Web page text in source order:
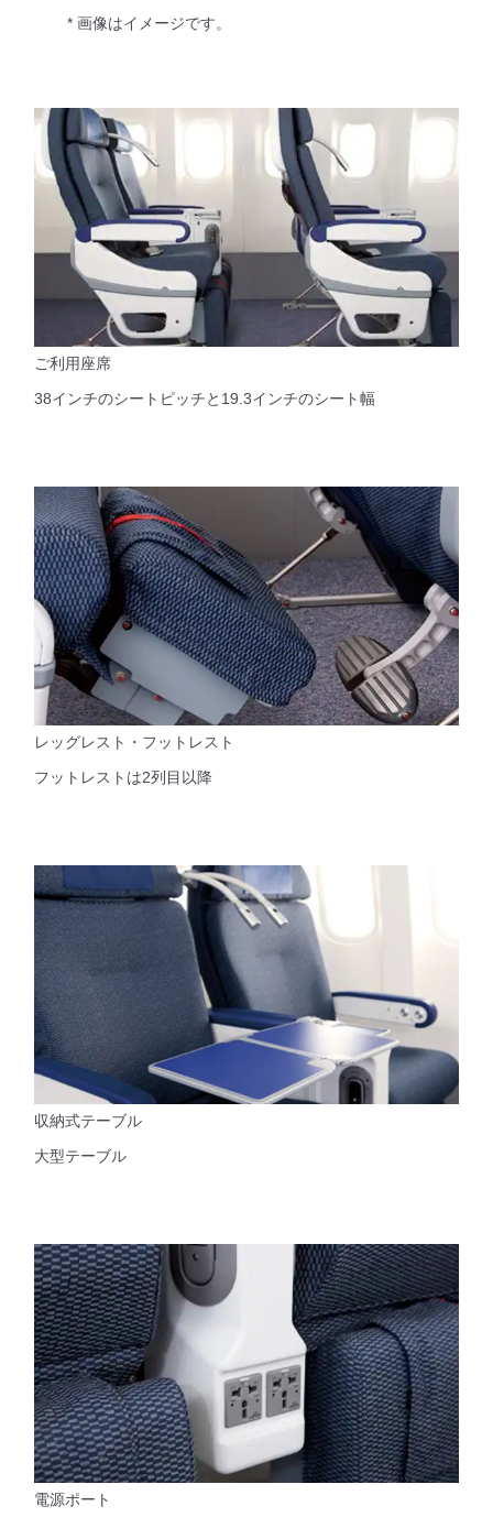
* 画像はイメージです。
ご利用座席
38インチのシートピッチと19.3インチのシート幅
レッグレスト・フットレスト
フットレストは2列目以降
収納式テーブル
大型テーブル
電源ポート